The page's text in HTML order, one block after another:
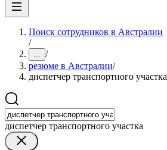
Поиск сотрудников в Австралии
/
... /
резюме в Австралии/
диспетчер транспортного участка
диспетчер транспортного участка